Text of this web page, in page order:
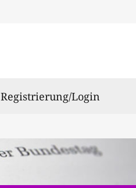
Registrierung/Login